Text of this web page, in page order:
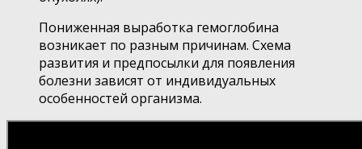
Пониженная выработка гемоглобина
возникает по разным причинам. Схема
развития и предпосылки для появления
болезни зависят от индивидуальных
особенностей организма.